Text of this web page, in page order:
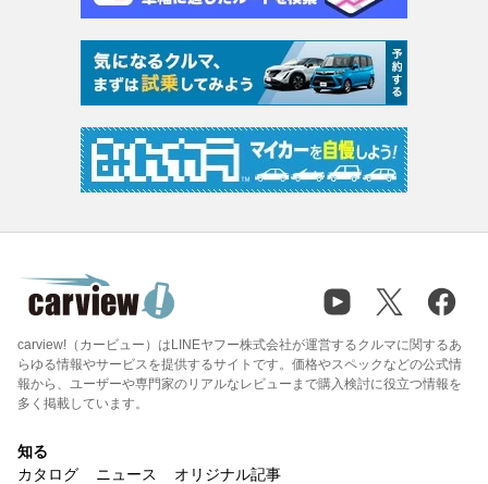
carview!（カービュー）はLINEヤフー株式会社が運営するクルマに関するあ
らゆる情報やサービスを提供するサイトです。価格やスペックなどの公式情
報から、ユーザーや専門家のリアルなレビューまで購入検討に役立つ情報を
多く掲載しています。
知る
カタログ
ニュース オリジナル記事